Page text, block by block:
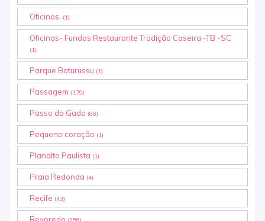
Oficinas, (1)
Oficinas- Fundos Restaurante Tradição Caseira -TB -SC
(1)
Parque Boturussu (1)
Passagem (179)
Passo do Gado (88)
Pequeno coração (1)
Planalto Paulista (1)
Praia Redonda (4)
Recife (43)